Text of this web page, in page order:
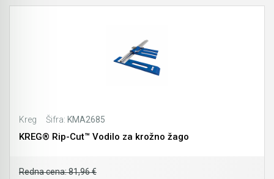
Kreg Šifra: KMA2685
KREG® Rip-Cut™ Vodilo za krožno žago
Redna cena:81,96 €